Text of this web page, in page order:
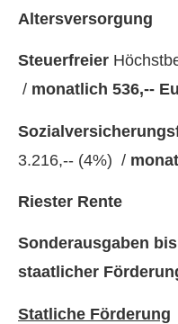
Altersversorgung
Steuerfreier
/ monatlich 536,--
3.216,-- (4%) /
Riester Rente
Sonderausgaben
staatlicher
Statliche Förderung